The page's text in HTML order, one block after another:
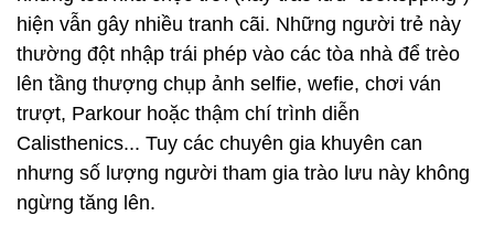
hiện vẫn gây nhiều tranh cãi. Những người trẻ này
thường đột nhập trái phép vào các tòa nhà để trèo
lên tầng thượng chụp ảnh selfie, wefie, chơi ván
trượt, Parkour hoặc thậm chí trình diễn
Calisthenics... Tuy các chuyên gia khuyên can
nhưng số lượng người tham gia trào lưu này không
ngừng tăng lên.